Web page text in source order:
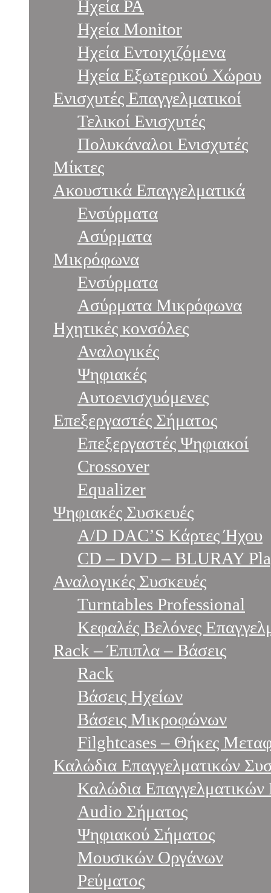
Ηχεία PA
Hχεία Monitor
Hχεία Εντοιχιζόμενα
Hχεία Εξωτερικού Χώρου
Ενισχυτές Επαγγελματικοί
Τελικοί Ενισχυτές
Πολυκάναλοι Ενισχυτές
Μίκτες
Ακουστικά Επαγγελματικά
Ενσύρματα
Ασύρματα
Μικρόφωνα
Ενσύρματα
Ασύρματα Μικρόφωνα
Ηχητικές κονσόλες
Αναλογικές
Ψηφιακές
Αυτοενισχυόμενες
Επεξεργαστές Σήματος
Επεξεργαστές Ψηφιακοί
Crossover
Equalizer
Ψηφιακές Συσκευές
A/D DAC’S Κάρτες Ήχου
CD – DVD – BLURAY
Αναλογικές Συσκευές
Turntables Professional
Κεφαλές Βελόνες
Rack – Έπιπλα – Βάσεις
Rack
Βάσεις Ηχείων
Βάσεις Μικροφώνων
Filghtcases – Θήκες
Καλώδια Επαγγελματικών
Καλώδια Επαγγελματικών
Audio Σήματος
Ψηφιακού Σήματος
Μουσικών Οργάνων
Ρεύματος